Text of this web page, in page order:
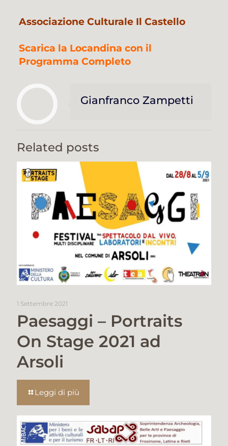
Associazione Culturale Il Castello
Scarica la Locandina con il
Programma Completo
Gianfranco Zampetti
Related posts
1 Settembre 2021
Paesaggi – Portraits
On Stage 2021 ad
Arsoli
Leggi di più